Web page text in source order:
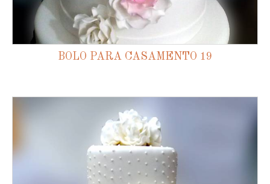
BOLO PARA CASAMENTO 19